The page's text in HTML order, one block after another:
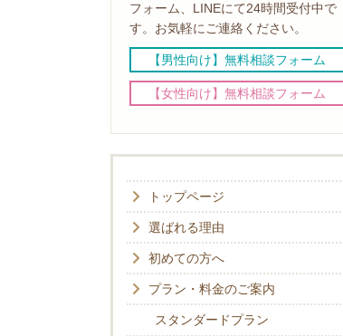
フォーム、LINEにて24時間受付中で
す。お気軽にご連絡ください。
【男性向け】無料相談フォーム
【女性向け】無料相談フォーム
トップページ
選ばれる理由
初めての方へ
プラン・料金のご案内
スタンダードプラン